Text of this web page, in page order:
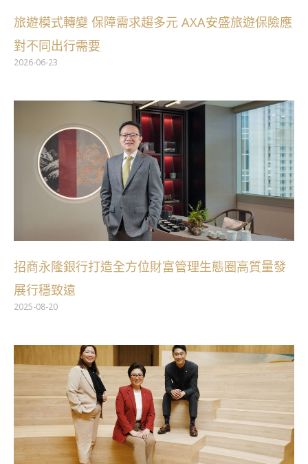
旅遊模式轉變 保障需求趨多元 AXA安盛旅遊保險應
對不同出行需要
2026-06-23
招商永隆銀行打造全方位財富管理生態圈高質量發
展行穩致遠
2025-08-20